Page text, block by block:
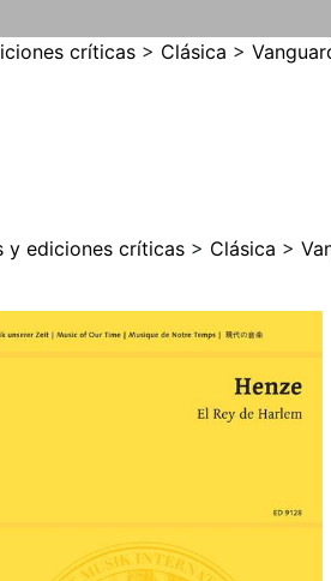
críticas > Clásica >
y ediciones críticas > Clásica >